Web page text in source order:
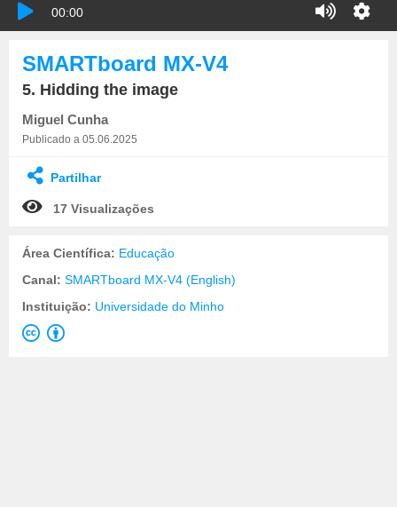
00:00
SMARTboard MX-V4
5. Hidding the image
Miguel Cunha
Publicado a 05.06.2025
Partilhar
17 Visualizações
Área Científica: Educação
Canal: SMARTboard MX-V4 (English)
Instituição: Universidade do Minho